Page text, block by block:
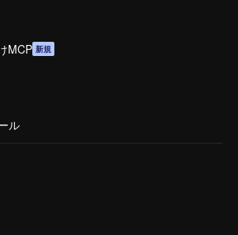
MCP 新規
ル